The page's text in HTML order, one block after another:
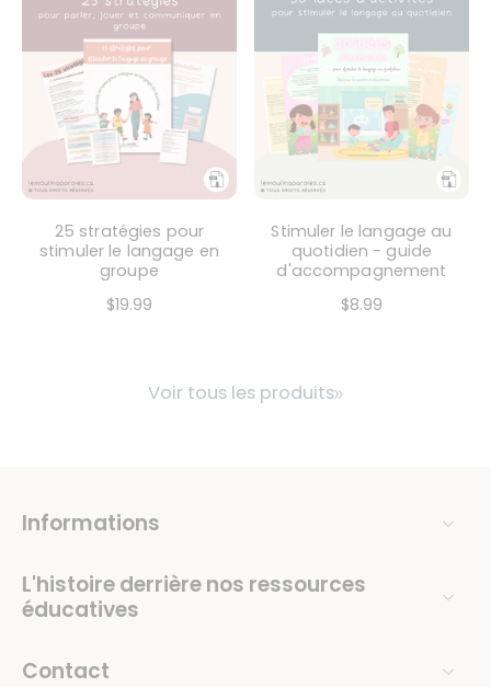
25 stratégies pour
stimuler le langage en
groupe
$19.99
Stimuler le langage au
quotidien - guide
d'accompagnement
$8.99
Voir tous les produits
Informations
L'histoire derrière nos ressources
éducatives
Contact